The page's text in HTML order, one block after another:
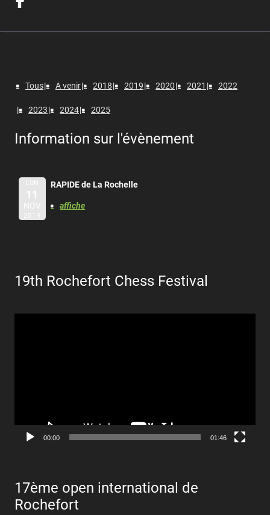
Tous A venir 2018 2019 2020 2021 2022
2023 2024 2025
Information sur l'évènement
LUN
11
NOV
2019
RAPIDE de La Rochelle
affiche
19th Rochefort Chess Festival
00:00 01:46
17ème open international de
Rochefort